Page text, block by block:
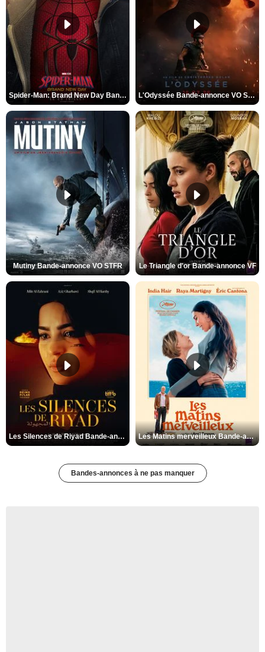
Spider-Man: Brand New Day Bande-annonce VO STFR L'Odyssée Bande-annonce VO STFR
Mutiny Bande-annonce VO STFR Le Triangle d'or Bande-annonce VF
Les Silences de Riyad Bande-annonce VO STFR Les Matins merveilleux Bande-annonce VF
Bandes-annonces à ne pas manquer